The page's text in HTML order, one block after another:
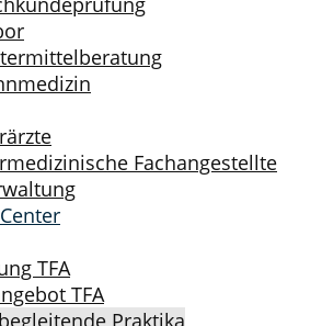
Fachangestellte
TFA
TFA
Praktika